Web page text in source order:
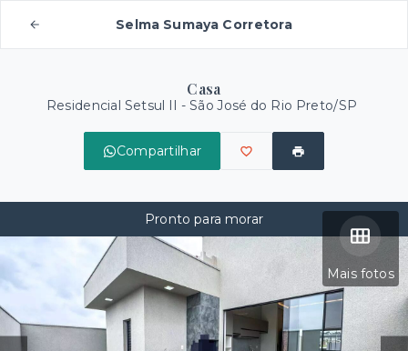
Selma Sumaya Corretora
Casa
Residencial Setsul II - São José do Rio Preto/SP
Compartilhar
Mais fotos
Pronto para morar